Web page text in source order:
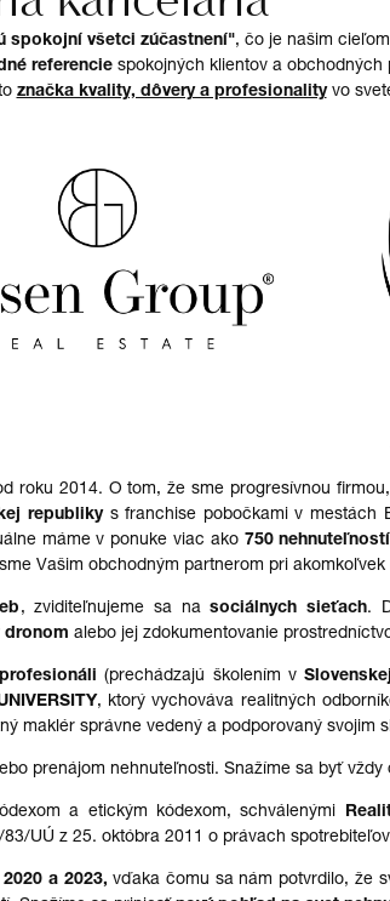
spokojní všetci zúčastnení", čo je našim
referencie spokojných klientov a obchodných
značka kvality, dôvery a profesionalityvo
roku 2014. O tom, že sme progresívnou
republikysfranchise pobočkami v mestách
máme v ponuke viac ako 750 nehnuteľností
Vašim obchodným partnerom pri
, zviditeľnujeme sa nasociálnych sieťach.
dronom alebo jej zdokumentovanie
profesionáli (prechádzajú školením v
, ktorý vychováva realitných
maklér správne vedený a podporovaný svojim
prenájom nehnuteľnosti. Snažíme sa byť
a etickým kódexom, schválenými
UÚ z 25. októbra 2011 o právach
2020 a 2023,vďaka čomu sa nám potvrdilo, že